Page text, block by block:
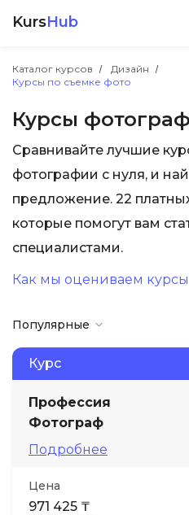
KursHub
Каталог курсов
Дизайн
Курсы по съемке фото
Курсы
Сравнивайте лучшие
фотографии с нуля, и
предложение. 22
которые помогут вам
специалистами.
Как мы оцениваем
Популярные
Курс
Профессия
Фотограф
Подробнее
Цена
971 425 ₸
Разработка
Маркетинг
Менеджмент
Иностранные
Soft Skills
ДПО